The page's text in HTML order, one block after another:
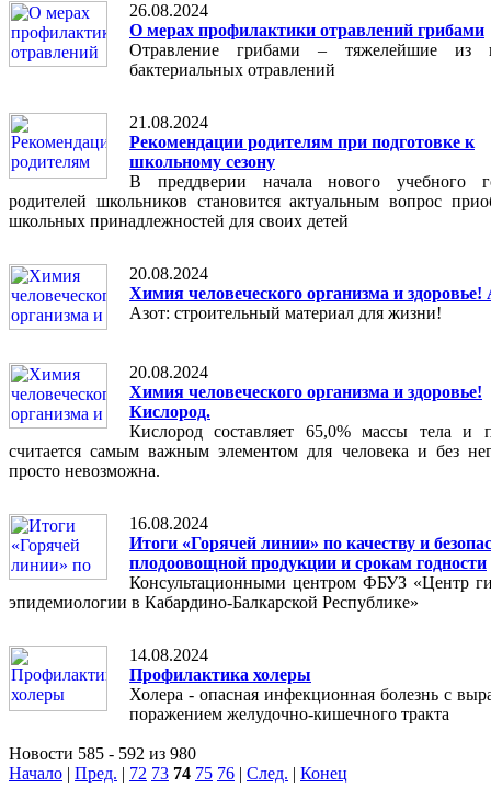
26.08.2024
О мерах профилактики отравлений грибами
Отравление грибами – тяжелейшие из
бактериальных отравлений
21.08.2024
Рекомендации родителям при подготовке к
школьному сезону
В преддверии начала нового учебного
родителей школьников становится актуальным вопрос
школьных принадлежностей для своих детей
20.08.2024
Химия человеческого организма и здоровье!
Азот: строительный материал для жизни!
20.08.2024
Химия человеческого организма и здоровье!
Кислород.
Кислород составляет 65,0% массы тела и
считается самым важным элементом для человека и без
просто невозможна.
16.08.2024
Итоги «Горячей линии» по качеству и
плодоовощной продукции и срокам годности
Консультационными центром ФБУЗ «Центр
эпидемиологии в Кабардино-Балкарской Республике»
14.08.2024
Профилактика холеры
Холера - опасная инфекционная болезнь с
поражением желудочно-кишечного тракта
Новости 585 - 592 из 980
Начало | Пред. | 72 73 74 75 76 | След. | Конец